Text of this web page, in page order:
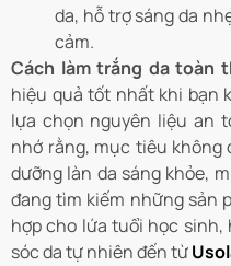
da, hỗ trợ sáng da
cảm.
Cách làm trắng da toàn
hiệu quả tốt nhất khi bạn
lựa chọn nguyên liệu an
nhớ rằng, mục tiêu không
dưỡng làn da sáng khỏe,
đang tìm kiếm những sản
hợp cho lứa tuổi học sinh,
sóc da tự nhiên đến từ